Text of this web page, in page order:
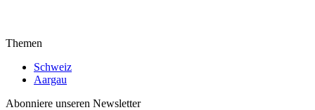
Themen
Schweiz
Aargau
Abonniere unseren Newsletter